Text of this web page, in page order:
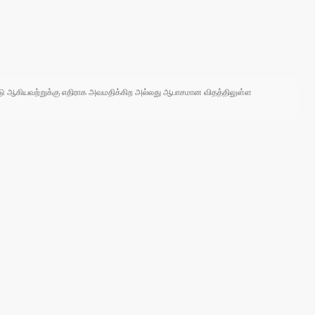
ஆகியவற்றுக்கு எதிராக அவமதிக்கிற அல்லது ஆபாசமான விதத்திலுள்ள